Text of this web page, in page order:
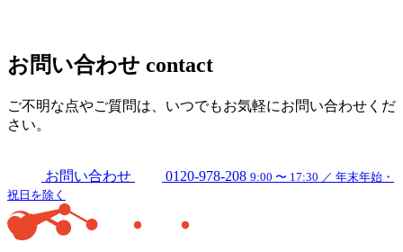
お問い合わせ contact
ご不明な点やご質問は、いつでもお気軽にお問い合わせくだ
さい。
お問い合わせ 0120-978-208 9:00 〜 17:30 ／ 年末年始・
祝日を除く